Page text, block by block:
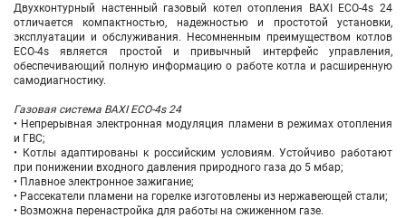
Двухконтурный настенный газовый котел отопления BAXI ECO-4s 24
отличается компактностью, надежностью и простотой установки,
эксплуатации и обслуживания. Несомненным преимуществом котлов
ECO-4s является простой и привычный интерфейс управления,
обеспечивающий полную информацию о работе котла и расширенную
самодиагностику.
Газовая система BAXI ECO-4s 24
• Непрерывная электронная модуляция пламени в режимах отопления
и ГВС;
• Котлы адаптированы к российским условиям. Устойчиво работают
при понижении входного давления природного газа до 5 мбар;
• Плавное электронное зажигание;
• Рассекатели пламени на горелке изготовлены из нержавеющей стали;
• Возможна перенастройка для работы на сжиженном газе.